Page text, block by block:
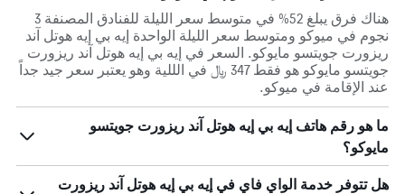
هناك فرق يبلغ 52% في متوسط ​​سعر الليلة للفنادق المصنفة 3
نجوم في ميوكو ومتوسط ​​سعر الليلة الواحدة إيه بي إيه هوتل آند
ريزورت جويتسو مايوكو. السعر في إيه بي إيه هوتل آند ريزورت
جويتسو مايوكو هو فقط 347 ﷼ في الللية وهو يعتبر سعر جيد جداً
عند الإقامة في ميوكو.
ما هو رقم هاتف إيه بي إيه هوتل آند ريزورت جويتسو
مايوكو؟
هل تتوفر خدمة الواي فاي في إيه بي إيه هوتل آند ريزورت